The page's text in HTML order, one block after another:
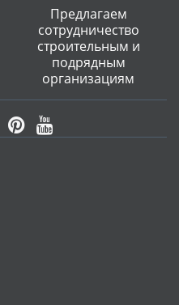
Предлагаем
сотрудничество
строительным и
подрядным
организациям